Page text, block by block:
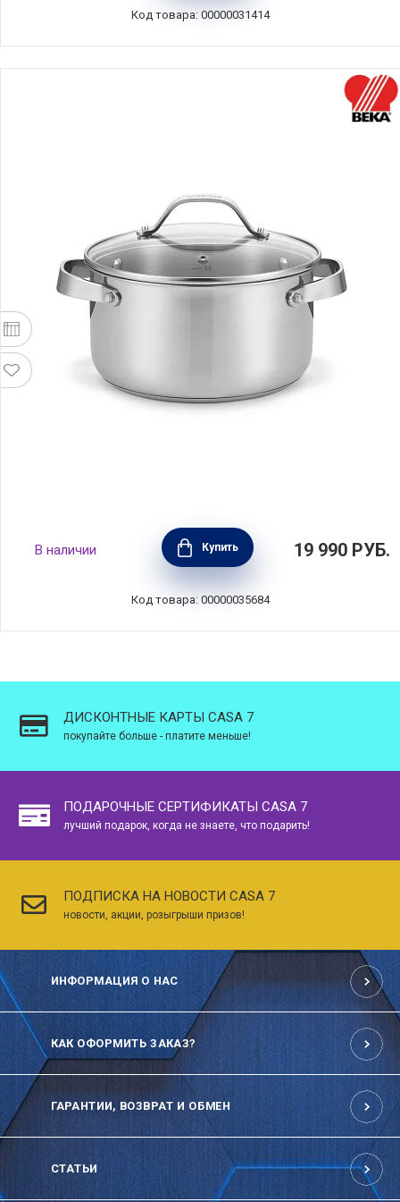
Код товара: 00000031414
Кастрюля с крышкой CICLA 5,2 л, диаметр
24 см, нержавеющая сталь, BEKA, Бельгия,
101034
В наличии Купить 19 990 РУБ.
Код товара: 00000035684
ДИСКОНТНЫЕ КАРТЫ CASA 7
покупайте больше - платите меньше!
ПОДАРОЧНЫЕ СЕРТИФИКАТЫ CASA 7
лучший подарок, когда не знаете, что подарить!
ПОДПИСКА НА НОВОСТИ CASA 7
новости, акции, розыгрыши призов!
ИНФОРМАЦИЯ О НАС
КАК ОФОРМИТЬ ЗАКАЗ?
ГАРАНТИИ, ВОЗВРАТ И ОБМЕН
СТАТЬИ